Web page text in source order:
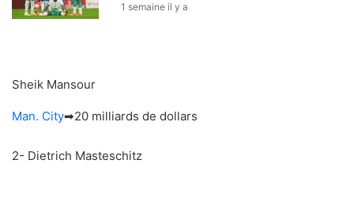
1 semaine il y a
Sheik Mansour
Man. City➡20 milliards de dollars
2- Dietrich Masteschitz